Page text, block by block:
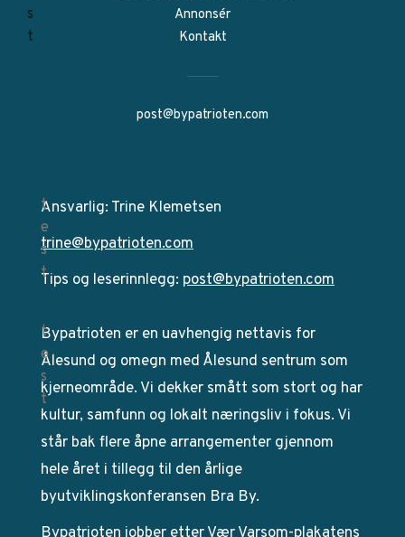
Annonsér
Kontakt
post@bypatrioten.com
Ansvarlig: Trine Klemetsen
trine@bypatrioten.com
Tips og leserinnlegg: post@bypatrioten.com
Bypatrioten er en uavhengig nettavis for
Ålesund og omegn med Ålesund sentrum som
kjerneområde. Vi dekker smått som stort og har
kultur, samfunn og lokalt næringsliv i fokus. Vi
står bak flere åpne arrangementer gjennom
hele året i tillegg til den årlige
byutviklingskonferansen Bra By.